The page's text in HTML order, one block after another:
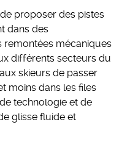
proposer des pistes
dans des
remontées mécaniques
différents secteurs du
skieurs de passer
moins dans les files
technologie et de
glisse fluide et